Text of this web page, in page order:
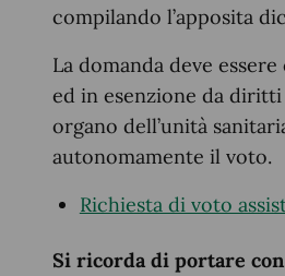
compilando l’apposita
La domanda deve
ed in esenzione da
organo dell’unità
autonomamente il voto.
Richiesta di voto
Si ricorda di portare